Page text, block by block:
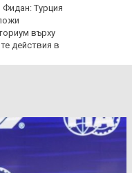
Фидан: Турция
върху
действия в